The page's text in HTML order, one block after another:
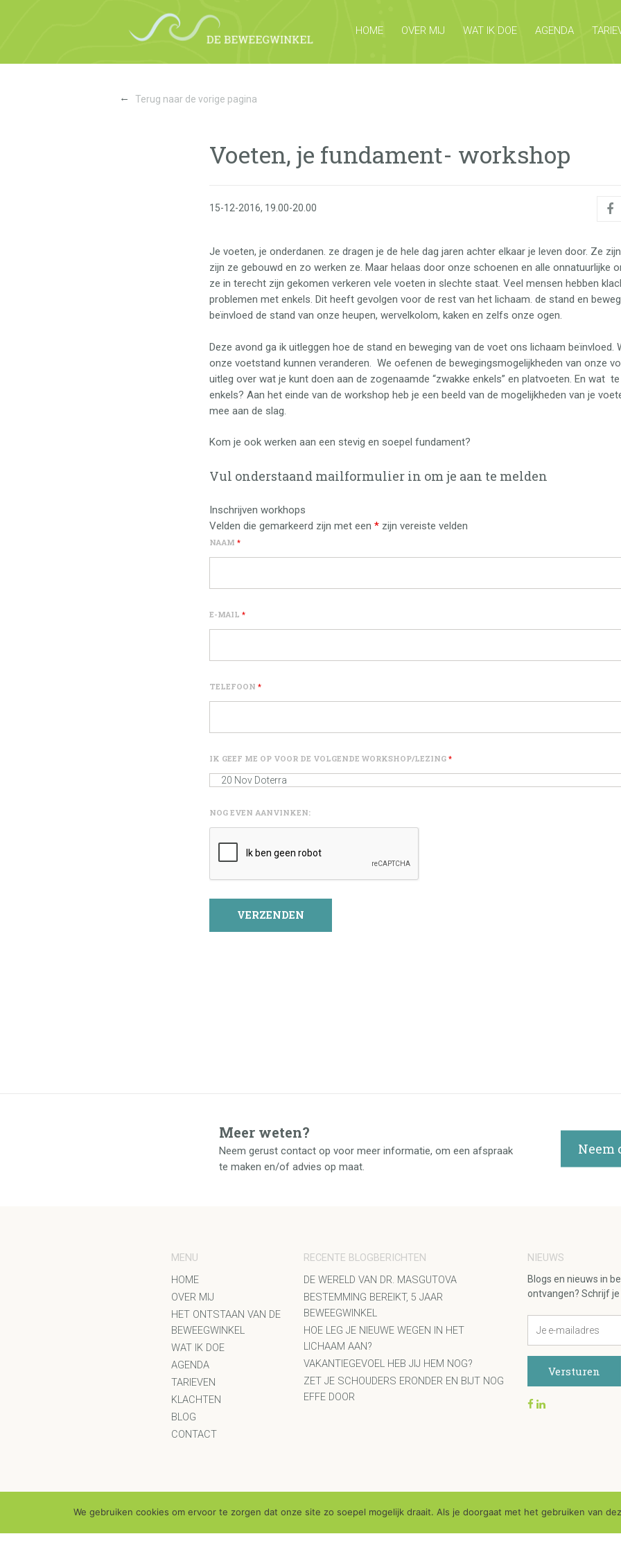
HOME OVER MIJ WAT IK DOE AGENDA
← Terug naar de vorige pagina
Voeten, je fundament- workshop
15-12-2016, 19.00-20.00
Je voeten, je onderdanen. ze dragen je de hele dag jaren achter elkaar je leven door. Ze
zijn ze gebouwd en zo werken ze. Maar helaas door onze schoenen en alle onnatuurlijke
ze in terecht zijn gekomen verkeren vele voeten in slechte staat. Veel mensen hebben
problemen met enkels. Dit heeft gevolgen voor de rest van het lichaam. de stand en
beïnvloed de stand van onze heupen, wervelkolom, kaken en zelfs onze ogen.
Deze avond ga ik uitleggen hoe de stand en beweging van de voet ons lichaam beïnvloed.
onze voetstand kunnen veranderen. We oefenen de bewegingsmogelijkheden van onze
uitleg over wat je kunt doen aan de zogenaamde “zwakke enkels” en platvoeten. En wat
enkels? Aan het einde van de workshop heb je een beeld van de mogelijkheden van je
mee aan de slag.
Kom je ook werken aan een stevig en soepel fundament?
Vul onderstaand mailformulier in om je aan te melden
Inschrijven workhops
Velden die gemarkeerd zijn met een * zijn vereiste velden
NAAM *
E-MAIL *
TELEFOON *
IK GEEF ME OP VOOR DE VOLGENDE WORKSHOP/LEZING *
NOG EVEN AANVINKEN:
Meer weten?
Neem gerust contact op voor meer informatie, om een afspraak
te maken en/of advies op maat.
Neem
MENU
HOME
OVER MIJ
HET ONTSTAAN VAN DE
BEWEEGWINKEL
WAT IK DOE
AGENDA
TARIEVEN
KLACHTEN
BLOG
CONTACT
RECENTE BLOGBERICHTEN
DE WERELD VAN DR. MASGUTOVA
BESTEMMING BEREIKT, 5 JAAR
BEWEEGWINKEL
HOE LEG JE NIEUWE WEGEN IN HET
LICHAAM AAN?
VAKANTIEGEVOEL HEB JIJ HEM NOG?
ZET JE SCHOUDERS ERONDER EN BIJT NOG
EFFE DOOR
NIEUWS
Blogs en nieuws in
ontvangen? Schrijf je
We gebruiken cookies om ervoor te zorgen dat onze site zo soepel mogelijk draait. Als je doorgaat met het gebruiken van